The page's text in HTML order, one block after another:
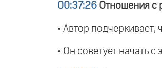
00:37:26 Отношения с
• Автор
• Он советует начать